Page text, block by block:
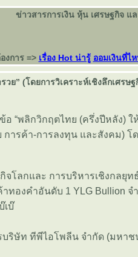
ข่าวสารการเงิน หุ้น เศรษฐกิจ แ
งการ => เรื่อง Hot น่ารู้ ออมเงินที่ไ
ย” (โดยการวิเคราะห์เชิงลึกเศรษฐ
“พลิกวิกฤตไทย (ครึ่งปีหลัง) ใ
การค้า-การลงทุน และสังคม)
ลกและ การบริหารเชิงกลยุท
งคำอันดับ 1 YLG Bullion จ
บ๊
ษัท ทีพีไอโพลีน จำกัด (มหาช